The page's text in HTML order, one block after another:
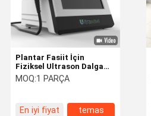
Plantar Fasiit İçin
Fiziksel Ultrason Dalga
Fizyoterapi Makinesi
MOQ:1 PARÇA
En iyi fiyat temas